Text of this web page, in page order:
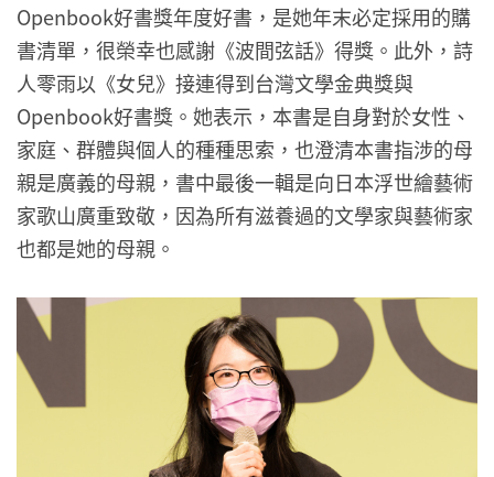
Openbook好書獎年度好書，是她年末必定採用的購
書清單，很榮幸也感謝《波間弦話》得獎。此外，詩
人零雨以《女兒》接連得到台灣文學金典獎與
Openbook好書獎。她表示，本書是自身對於女性、
家庭、群體與個人的種種思索，也澄清本書指涉的母
親是廣義的母親，書中最後一輯是向日本浮世繪藝術
家歌山廣重致敬，因為所有滋養過的文學家與藝術家
也都是她的母親。